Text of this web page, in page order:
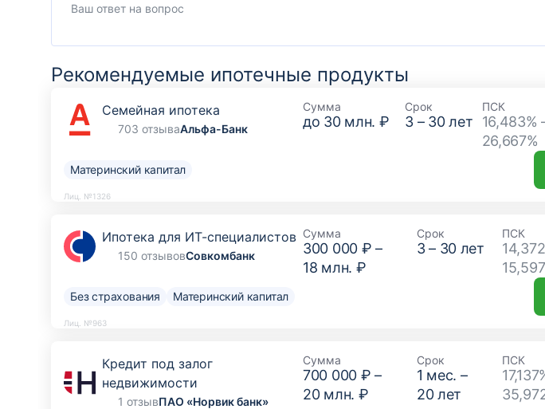
Рекомендуемые ипотечные продукты
Семейная ипотека
703 отзываАльфа-Банк
Сумма
до 30 млн. ₽
Срок
3 – 30лет
ПСК
16,483%
26,667%
Материнский капитал
Лиц. №1326
Ипотека для ИТ-специалистов
150 отзывовСовкомбанк
Сумма
300 000 ₽ –
18 млн. ₽
Срок
3– 30 лет
ПСК
Без страхования Материнский капитал
Лиц. №963
Кредит под залог
недвижимости
1 отзывПАО «Норвик банк»
Сумма
700 000 ₽ –
20 млн. ₽
Срок
1 мес. –
20лет
ПСК